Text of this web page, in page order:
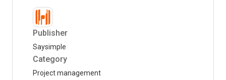
Publisher
Saysimple
Category
Project management